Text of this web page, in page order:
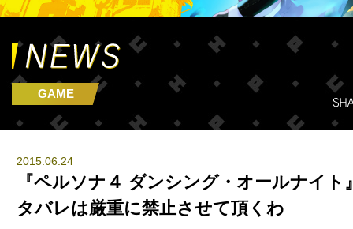
GAME
2015.06.24
『ペルソナ４ ダンシング・オールナイ
タバレは厳重に禁止させて頂くわ